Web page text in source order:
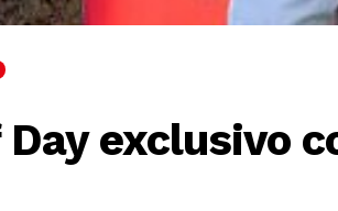
tu noticia
Day exclusivo